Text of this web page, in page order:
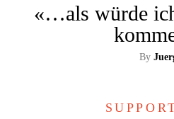
«…als würde
By